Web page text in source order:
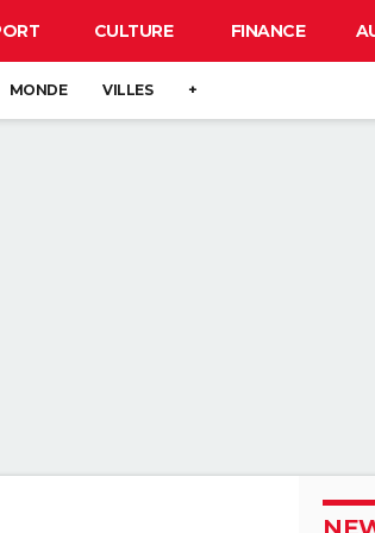
CULTURE FINANCE
MONDE VILLES +